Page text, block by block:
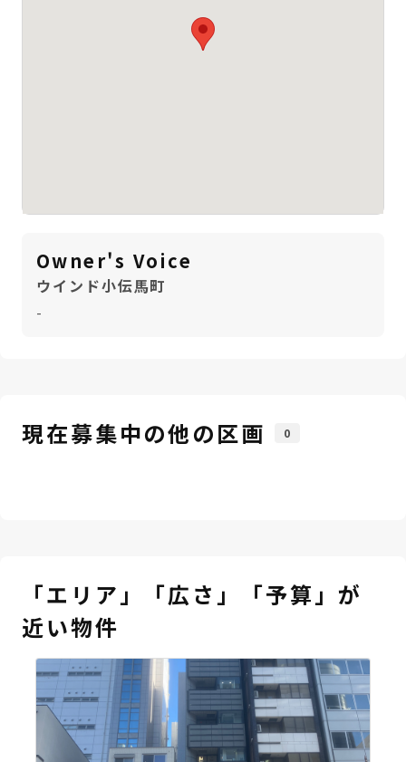
Owner's Voice
ウインド小伝馬町
-
現在募集中の他の区画 0
「エリア」「広さ」「予算」が
近い物件